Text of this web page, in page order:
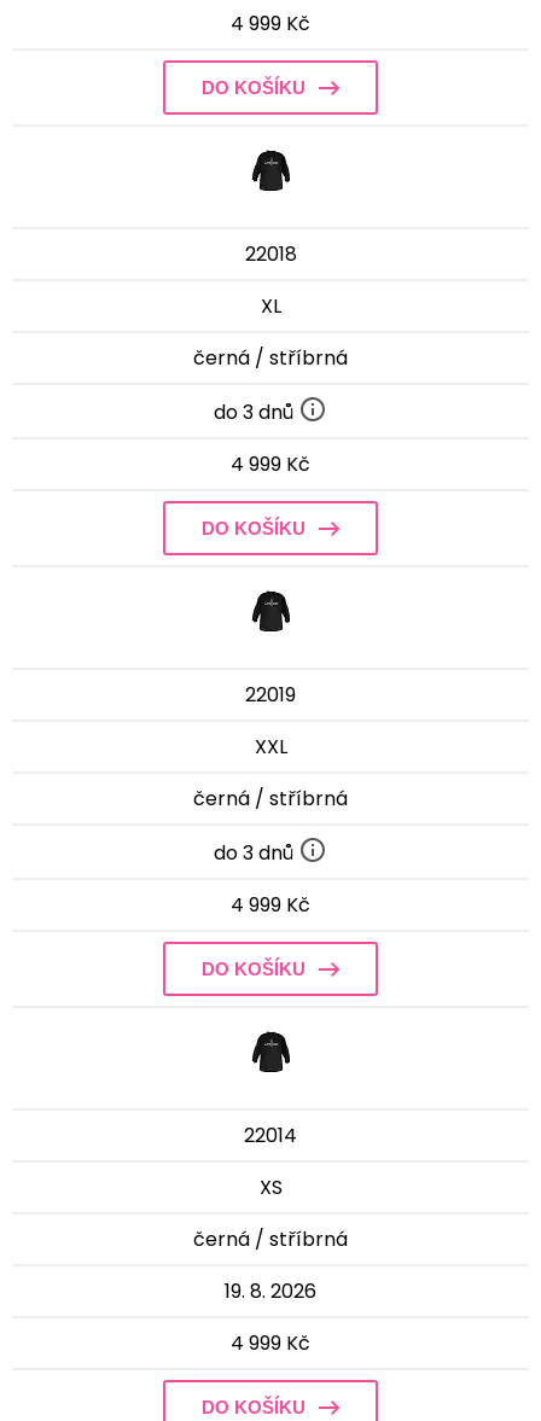
4 999 Kč
DO KOŠÍKU
22018
XL
černá / stříbrná
do 3 dnů
4 999 Kč
DO KOŠÍKU
22019
XXL
černá / stříbrná
do 3 dnů
4 999 Kč
DO KOŠÍKU
22014
XS
černá / stříbrná
19. 8. 2026
4 999 Kč
DO KOŠÍKU